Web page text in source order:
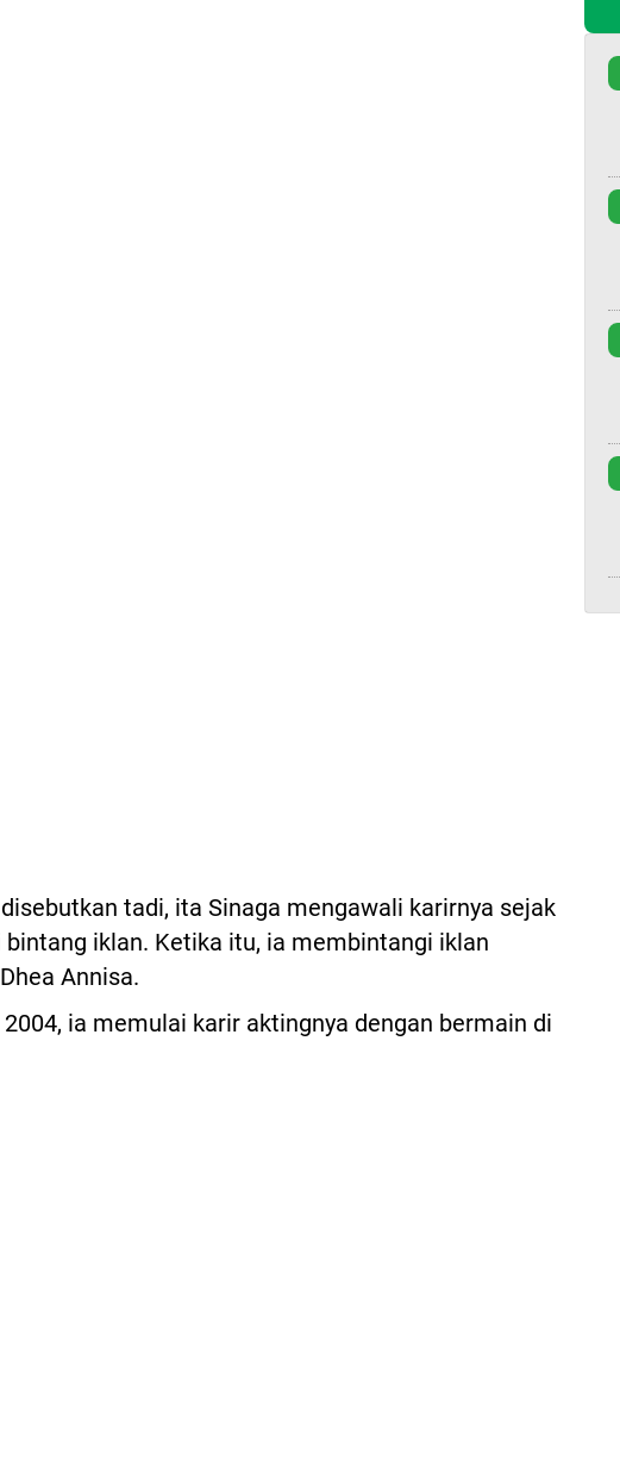
tadi, ita Sinaga mengawali karirnya sejak
bintang iklan. Ketika itu, ia membintangi iklan
Annisa.
ia memulai karir aktingnya dengan bermain di